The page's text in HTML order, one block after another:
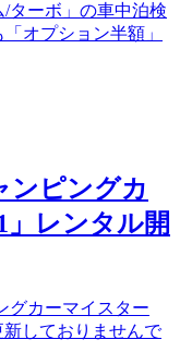
ターボ」の車中泊検
オプション半額」
ンピングカ
」レンタル開
グカーマイスター
しておりませんで